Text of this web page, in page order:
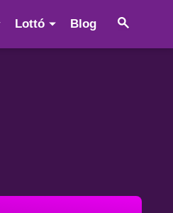
Lottó Blog